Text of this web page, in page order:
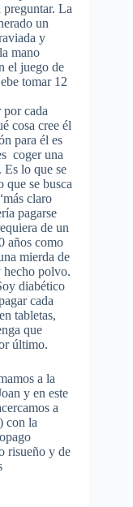
La
un
y
mano
el juego de
tomar 12
por cada
cosa cree él
para él es
coger una
Es lo que se
que se busca
claro
pagarse
de un
años como
mierda de
hecho polvo.
diabético
cada
tabletas,
que
último.
a la
y en este
a
con la
risueño y de